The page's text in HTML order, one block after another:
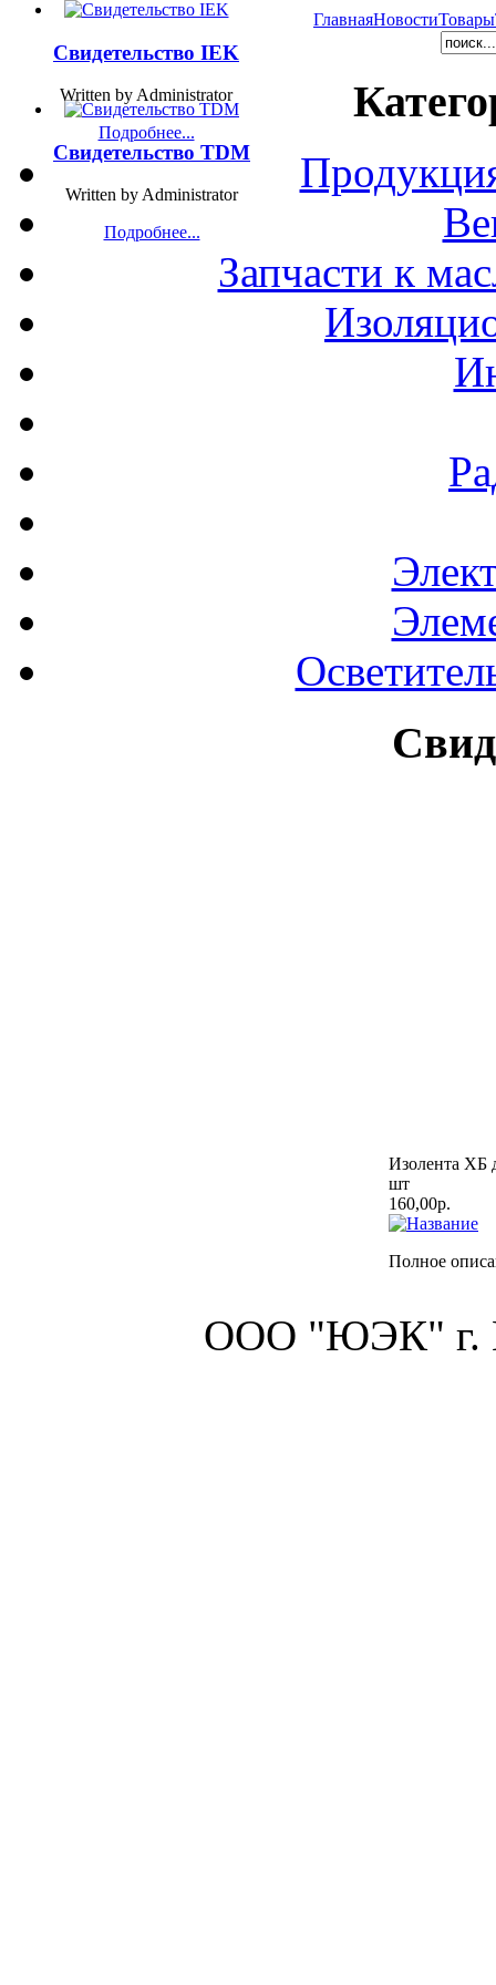
ГлавнаяНовостиТовары
Запчасти к
Свидетельство IEK
Written by Administrator
Подробнее...
Свидетельство TDM
Written by Administrator
Подробнее...
Изолента ХБ
шт
160,00р.
Полное
ООО "ЮЭК" г.